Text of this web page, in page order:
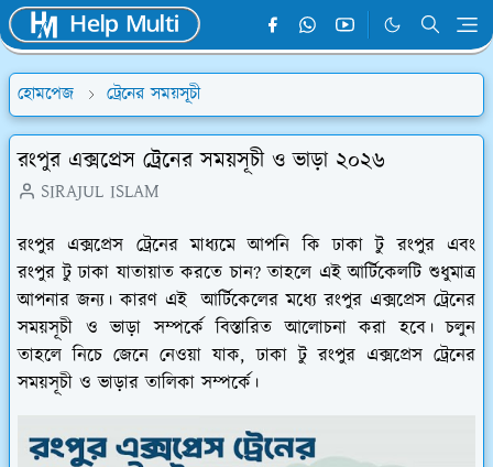
হোমপেজ ট্রেনের সময়সূচী
রংপুর এক্সপ্রেস ট্রেনের সময়সূচী ও ভাড়া ২০২৬
SIRAJUL ISLAM
রংপুর এক্সপ্রেস ট্রেনের মাধ্যমে আপনি কি ঢাকা টু রংপুর এবং
রংপুর টু ঢাকা যাতায়াত করতে চান? তাহলে এই আর্টিকেলটি শুধুমাত্র
আপনার জন্য। কারণ এই আর্টিকেলের মধ্যে রংপুর এক্সপ্রেস ট্রেনের
সময়সূচী ও ভাড়া সম্পর্কে বিস্তারিত আলোচনা করা হবে। চলুন
তাহলে নিচে জেনে নেওয়া যাক, ঢাকা টু রংপুর এক্সপ্রেস ট্রেনের
সময়সূচী ও ভাড়ার তালিকা সম্পর্কে।